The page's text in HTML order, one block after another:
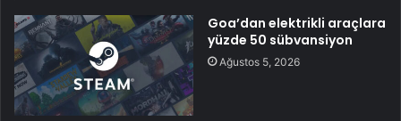
Goa’dan elektrikli araçlara
yüzde 50 sübvansiyon
Ağustos 5, 2026